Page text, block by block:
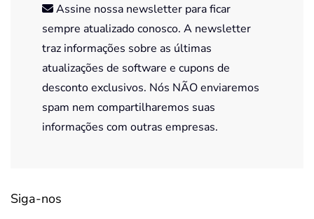
Assine nossa newsletter para ficar
sempre atualizado conosco. A newsletter
traz informações sobre as últimas
atualizações de software e cupons de
desconto exclusivos. Nós NÃO enviaremos
spam nem compartilharemos suas
informações com outras empresas.
Siga-nos